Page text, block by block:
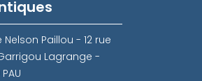
Nelson Paillou - 12 rue
Lagrange -